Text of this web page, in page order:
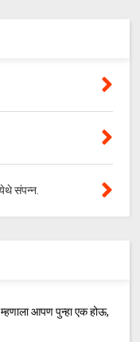
संपन्न.
आपण पुन्हा एक होऊ,